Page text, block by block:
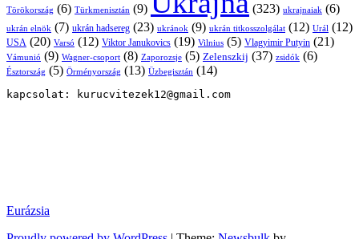
Törökország (6) Türkmenisztán (9) (323) ukrajnaiak (6)
ukrán elnök (7) ukrán hadsereg (23) ukránok (9) ukrán titkosszolgálat (12) Urál (12)
USA (20) Varsó (12) Viktor Janukovics (19) Vilnius (5) Vlagyimir Putyin (21)
Vámunió (9) Wagner-csoport (8) Zaporozsje (5) Zelenszkij (37) zsidók (6)
Észtország (5) Örményország (13) Üzbegisztán (14)
kapcsolat: kurucvitezek12@gmail.com
Eurázsia